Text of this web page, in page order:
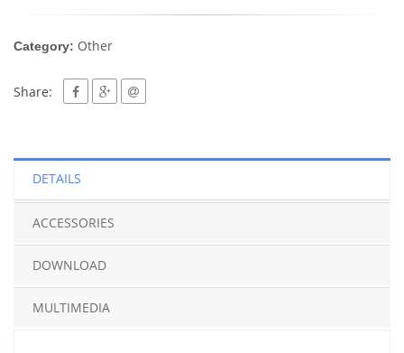
Category: Other
Share:
DETAILS
ACCESSORIES
DOWNLOAD
MULTIMEDIA